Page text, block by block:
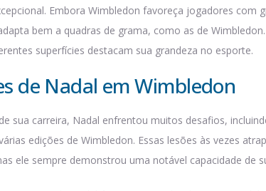
Embora Wimbledon favoreça jogadores com
bem a quadras de grama, como as de
superfícies destacam sua grandeza no esporte.
de Nadal em Wimbledon
sua carreira, Nadal enfrentou muitos desafios,
edições de Wimbledon. Essas lesões às vezes
ele sempre demonstrou uma notável capacidade de